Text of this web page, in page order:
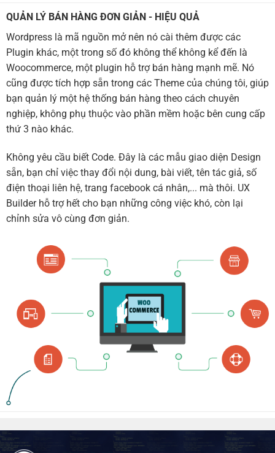
QUẢN LÝ BÁN HÀNG ĐƠN GIẢN - HIỆU QUẢ
Wordpress là mã nguồn mở nên nó cài thêm được các
Plugin khác, một trong số đó không thể không kể đến là
Woocommerce, một plugin hỗ trợ bán hàng mạnh mẽ. Nó
cũng được tích hợp sẵn trong các Theme của chúng tôi, giúp
bạn quản lý một hệ thống bán hàng theo cách chuyên
nghiệp, không phụ thuộc vào phần mềm hoặc bên cung cấp
thứ 3 nào khác.
Không yêu cầu biết Code. Đây là các mẫu giao diện Design
sẵn, bạn chỉ việc thay đổi nội dung, bài viết, tên tác giả, số
điện thoại liên hệ, trang facebook cá nhân,... mà thôi. UX
Builder hỗ trợ hết cho bạn những công việc khó, còn lại
chỉnh sửa vô cùng đơn giản.